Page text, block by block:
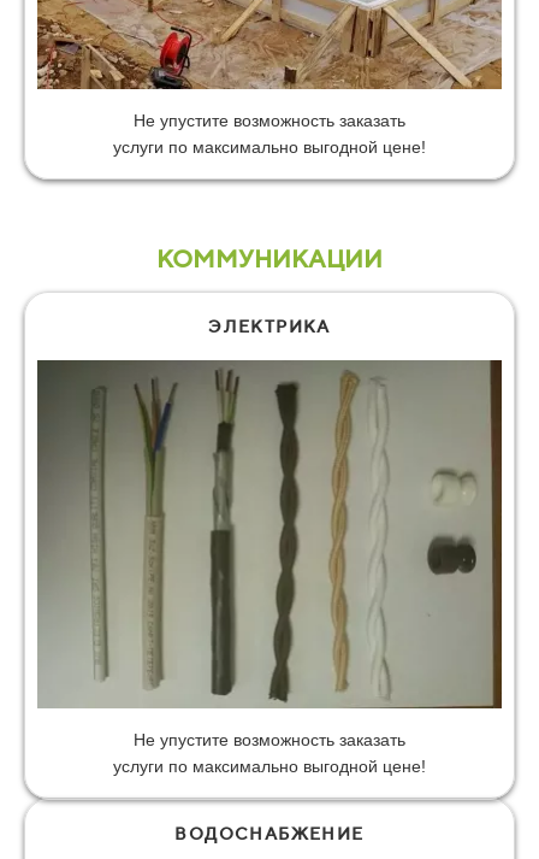
Не упустите возможность заказать
услуги по максимально выгодной цене!
КОММУНИКАЦИИ
ЭЛЕКТРИКА
Не упустите возможность заказать
услуги по максимально выгодной цене!
ВОДОСНАБЖЕНИЕ